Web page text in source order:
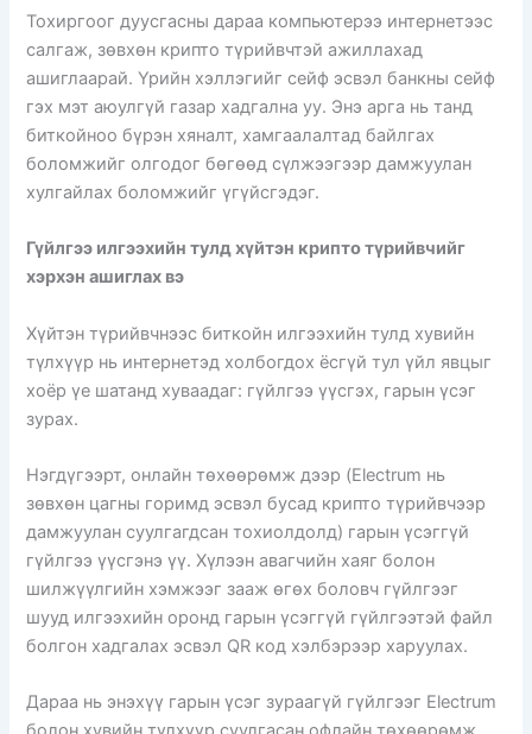
Тохиргоог дуусгасны дараа компьютерээ интернетээс
салгаж, зөвхөн крипто түрийвчтэй ажиллахад
ашиглаарай. Үрийн хэллэгийг сейф эсвэл банкны сейф
гэх мэт аюулгүй газар хадгална уу. Энэ арга нь танд
биткойноо бүрэн хяналт, хамгаалалтад байлгах
боломжийг олгодог бөгөөд сүлжээгээр дамжуулан
хулгайлах боломжийг үгүйсгэдэг.
Гүйлгээ илгээхийн тулд хүйтэн крипто түрийвчийг
хэрхэн ашиглах вэ
Хүйтэн түрийвчнээс биткойн илгээхийн тулд хувийн
түлхүүр нь интернетэд холбогдох ёсгүй тул үйл явцыг
хоёр үе шатанд хуваадаг: гүйлгээ үүсгэх, гарын үсэг
зурах.
Нэгдүгээрт, онлайн төхөөрөмж дээр (Electrum нь
зөвхөн цагны горимд эсвэл бусад крипто түрийвчээр
дамжуулан суулгагдсан тохиолдолд) гарын үсэггүй
гүйлгээ үүсгэнэ үү. Хүлээн авагчийн хаяг болон
шилжүүлгийн хэмжээг зааж өгөх боловч гүйлгээг
шууд илгээхийн оронд гарын үсэггүй гүйлгээтэй файл
болгон хадгалах эсвэл QR код хэлбэрээр харуулах.
Дараа нь энэхүү гарын үсэг зураагүй гүйлгээг Electrum